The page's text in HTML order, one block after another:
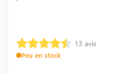
13 avis
Peu en stock